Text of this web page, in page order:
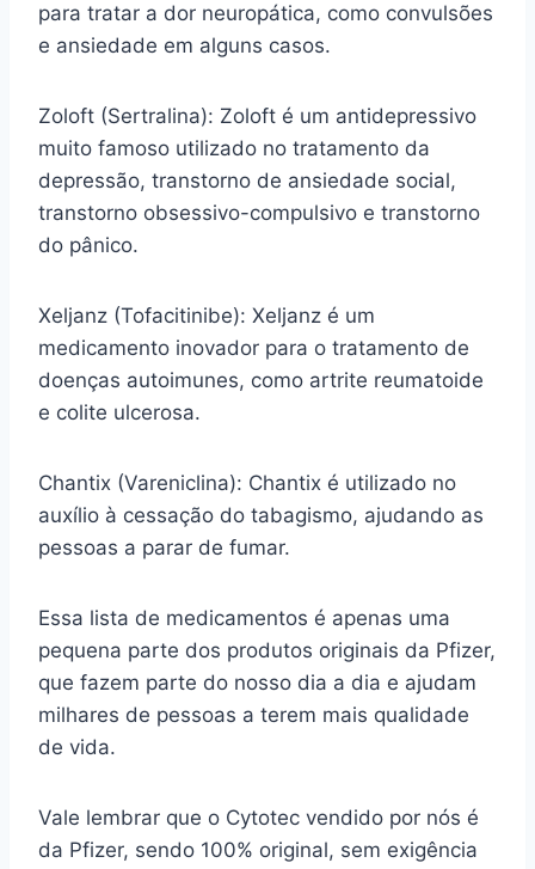
para tratar a dor neuropática, como convulsões
e ansiedade em alguns casos.
Zoloft (Sertralina): Zoloft é um antidepressivo
muito famoso utilizado no tratamento da
depressão, transtorno de ansiedade social,
transtorno obsessivo-compulsivo e transtorno
do pânico.
Xeljanz (Tofacitinibe): Xeljanz é um
medicamento inovador para o tratamento de
doenças autoimunes, como artrite reumatoide
e colite ulcerosa.
Chantix (Vareniclina): Chantix é utilizado no
auxílio à cessação do tabagismo, ajudando as
pessoas a parar de fumar.
Essa lista de medicamentos é apenas uma
pequena parte dos produtos originais da Pfizer,
que fazem parte do nosso dia a dia e ajudam
milhares de pessoas a terem mais qualidade
de vida.
Vale lembrar que o Cytotec vendido por nós é
da Pfizer, sendo 100% original, sem exigência